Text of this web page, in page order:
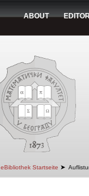
ABOUT
eBibliothek Startseite ➤